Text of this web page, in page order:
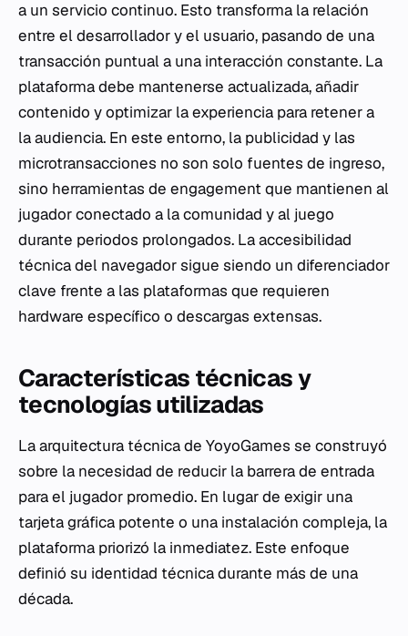
a un servicio continuo. Esto transforma la relación
entre el desarrollador y el usuario, pasando de una
transacción puntual a una interacción constante. La
plataforma debe mantenerse actualizada, añadir
contenido y optimizar la experiencia para retener a
la audiencia. En este entorno, la publicidad y las
microtransacciones no son solo fuentes de ingreso,
sino herramientas de engagement que mantienen al
jugador conectado a la comunidad y al juego
durante periodos prolongados. La accesibilidad
técnica del navegador sigue siendo un diferenciador
clave frente a las plataformas que requieren
hardware específico o descargas extensas.
Características técnicas y
tecnologías utilizadas
La arquitectura técnica de YoyoGames se construyó
sobre la necesidad de reducir la barrera de entrada
para el jugador promedio. En lugar de exigir una
tarjeta gráfica potente o una instalación compleja, la
plataforma priorizó la inmediatez. Este enfoque
definió su identidad técnica durante más de una
década.